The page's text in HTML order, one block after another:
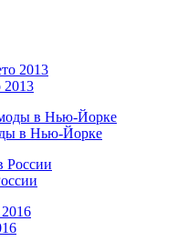
2013
в Нью-Йорке